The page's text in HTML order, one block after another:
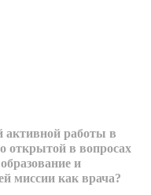
активной работы в
открытой в вопросах
и
миссии как врача?